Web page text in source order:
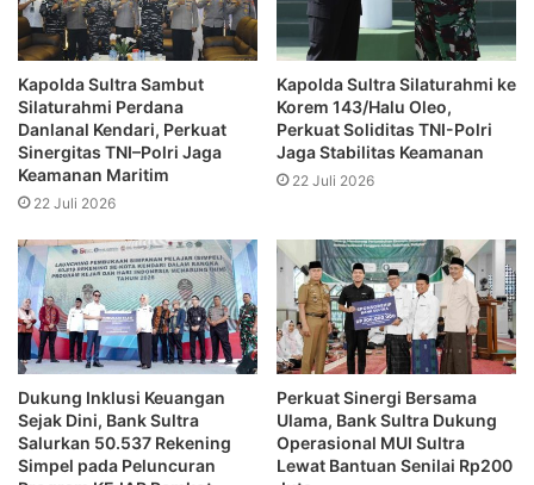
Kapolda Sultra Sambut
Silaturahmi Perdana
Danlanal Kendari, Perkuat
Sinergitas TNI–Polri Jaga
Keamanan Maritim
22 Juli 2026
Kapolda Sultra Silaturahmi ke
Korem 143/Halu Oleo,
Perkuat Soliditas TNI-Polri
Jaga Stabilitas Keamanan
22 Juli 2026
Dukung Inklusi Keuangan
Sejak Dini, Bank Sultra
Salurkan 50.537 Rekening
Simpel pada Peluncuran
Perkuat Sinergi Bersama
Ulama, Bank Sultra Dukung
Operasional MUI Sultra
Lewat Bantuan Senilai Rp200